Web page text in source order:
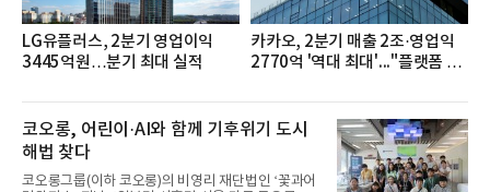
LG유플러스, 2분기 영업이익
3445억원…분기 최대 실적
카카오, 2분기 매출 2조·영업익
2770억 '역대 최대'..."플랫폼 사
코오롱, 어린이·AI와 함께 기후위기 도시
해법 찾다
코오롱그룹(이하 코오롱)의 비영리 재단법인 ‘꽃과어